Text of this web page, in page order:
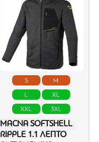
S M
L XL
XXL 3XL
MACNA SOFTSHELL
RIPPLE 1.1 ΛΕΠΤΌ